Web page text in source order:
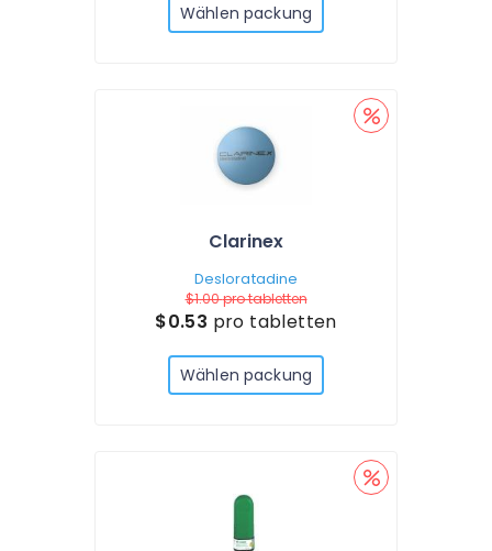
Wählen packung
Clarinex
Desloratadine
$1.00pro tabletten
$0.53 pro tabletten
Wählen packung